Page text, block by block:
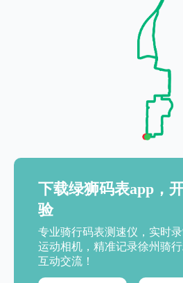
下载绿狮码表app，
验
专业骑行码表测速仪，实时
运动相机，精准记录徐州骑
互动交流！